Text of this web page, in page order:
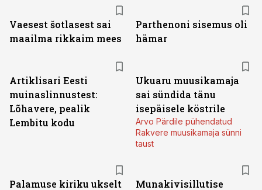
Vaesest šotlasest sai
maailma rikkaim mees
Parthenoni sisemus oli
hämar
Artiklisari Eesti
muinaslinnustest:
Lõhavere, pealik
Lembitu kodu
Ukuaru muusikamaja
sai sündida tänu
isepäisele köstrile
Arvo Pärdile pühendatud
Rakvere muusikamaja sünni
taust
Palamuse kiriku ukselt
Munakivisillutise